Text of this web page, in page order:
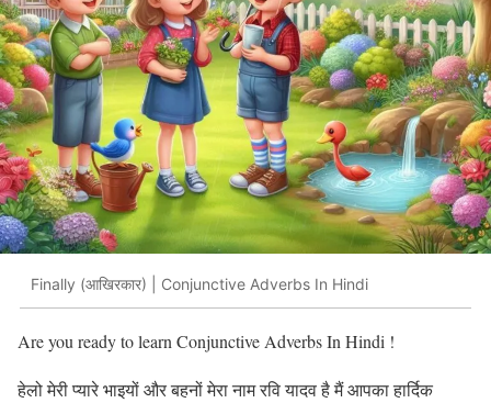
Finally (आखिरकार) | Conjunctive Adverbs In Hindi
Are you ready to learn Conjunctive Adverbs In Hindi !
हेलो मेरी प्यारे भाइयों और बहनों मेरा नाम रवि यादव है मैं आपका हार्दिक